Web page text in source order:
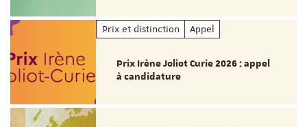
Prix et distinction Appel
Prix Irène Joliot Curie 2026 : appel
à candidature